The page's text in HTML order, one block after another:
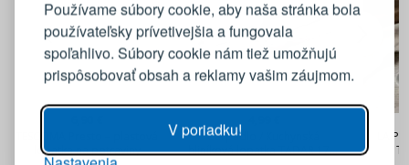
Používame súbory cookie, aby naša stránka bola
používateľsky prívetivejšia a fungovala
spoľahlivo. Súbory cookie nám tiež umožňujú
prispôsobovať obsah a reklamy vašim záujmom.
V poriadku!
lopatka na potraviny
Cerpadlo / Kuchynská
hliníková lopatka TADAR 17,5
LA